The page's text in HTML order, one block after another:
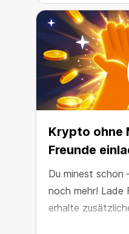
Krypto ohne
Freunde
Du minest
noch mehr! Lade
erhalte